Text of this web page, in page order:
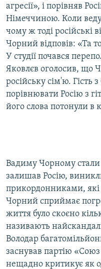
агресії», і порівняв
Німеччиною. Коли
чому ж тоді російські
Чорний відповів: «Та
У студії почався
Яковлєв оголосив, що
російську сім'ю. Гість
порівнювати Росію з
його слова потонули в
Вадиму Чорному стали
залишав Росію,
прикордонниками, які
Чорний сприймає
життя було скоєно
називають
Володар
заснував партію «Союз
нещадно критикує як